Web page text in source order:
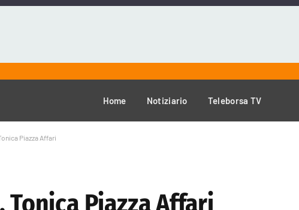
Home Notiziario Teleborsa TV
Piazza Affari
Piazza Affari